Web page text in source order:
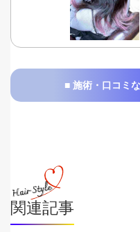
■ 施術・口コミ
関連記事